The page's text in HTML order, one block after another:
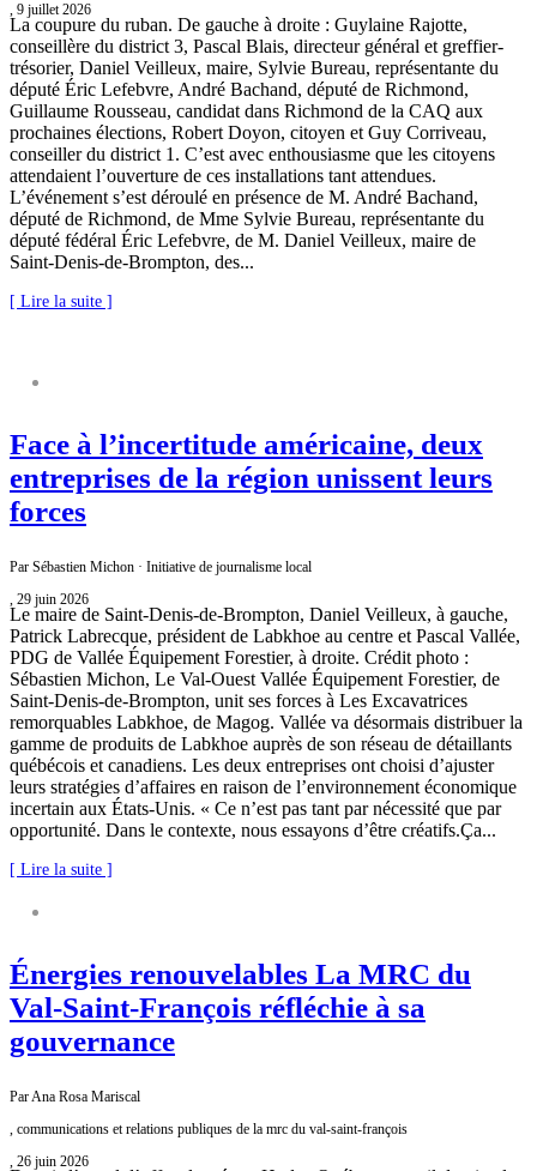
, 9 juillet 2026
La coupure du ruban. De gauche à droite : Guylaine Rajotte,
conseillère du district 3, Pascal Blais, directeur général et greffier-
trésorier, Daniel Veilleux, maire, Sylvie Bureau, représentante du
député Éric Lefebvre, André Bachand, député de Richmond,
Guillaume Rousseau, candidat dans Richmond de la CAQ aux
prochaines élections, Robert Doyon, citoyen et Guy Corriveau,
conseiller du district 1. C’est avec enthousiasme que les citoyens
attendaient l’ouverture de ces installations tant attendues.
L’événement s’est déroulé en présence de M. André Bachand,
député de Richmond, de Mme Sylvie Bureau, représentante du
député fédéral Éric Lefebvre, de M. Daniel Veilleux, maire de
Saint‑Denis‑de‑Brompton, des...
[ Lire la suite ]
Face à l’incertitude américaine, deux
entreprises de la région unissent leurs
forces
Par Sébastien Michon · Initiative de journalisme local
, 29 juin 2026
Le maire de Saint-Denis-de-Brompton, Daniel Veilleux, à gauche,
Patrick Labrecque, président de Labkhoe au centre et Pascal Vallée,
PDG de Vallée Équipement Forestier, à droite. Crédit photo :
Sébastien Michon, Le Val-Ouest Vallée Équipement Forestier, de
Saint-Denis-de-Brompton, unit ses forces à Les Excavatrices
remorquables Labkhoe, de Magog. Vallée va désormais distribuer la
gamme de produits de Labkhoe auprès de son réseau de détaillants
québécois et canadiens. Les deux entreprises ont choisi d’ajuster
leurs stratégies d’affaires en raison de l’environnement économique
incertain aux États-Unis. « Ce n’est pas tant par nécessité que par
opportunité. Dans le contexte, nous essayons d’être créatifs.Ça...
[ Lire la suite ]
Énergies renouvelables La MRC du
Val-Saint-François réfléchie à sa
gouvernance
Par Ana Rosa Mariscal
, communications et relations publiques de la mrc du val-saint-françois
, 26 juin 2026